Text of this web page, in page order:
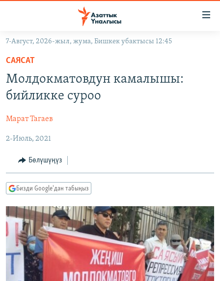
Навигацияга
өтүңүз
Издөөгө
салыңыз
ЭКОНОМИКА
МАДАНИЯТ
ДҮЙНӨ
БОРБОР АЗИЯ
АТАЙЫН ИЛИКТӨӨ
ТВ ПРОГРАММАЛАР
БҮГҮН АЗАТТЫКТА
БИЗ ЖАНА ДҮЙНӨ
ДАНИСТЕ
ЭЖЕ-СИҢДИЛЕР
АЗАТТЫК+
ЫҢГАЙСЫЗ СУРООЛОР
ПОДКАСТ
ӨЗГӨЧӨ ПИКИР
ОНЛАЙН ШЕРИНЕ
7-Август, 2026-жыл, жума, Бишкек убактысы 12:45
САЯСАТ
Молдокматовдун камалышы:
бийликке суроо
Марат Тагаев
2-Июль, 2021
Бөлүшүңүз
Бизди Google'дан табыңыз